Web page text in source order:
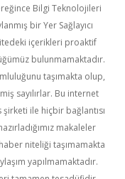
Bilgi Teknolojileri
bir Yer Sağlayıcı
içerikleri proaktif
bulunmamaktadır.
taşımakta olup,
sayılırlar. Bu internet
ile hiçbir bağlantısı
makaleler
niteliği taşımamakta
yapılmamaktadır.